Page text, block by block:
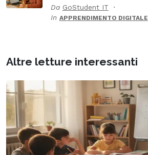
Da GoStudent IT
In APPRENDIMENTO DIGITALE
Altre letture interessanti